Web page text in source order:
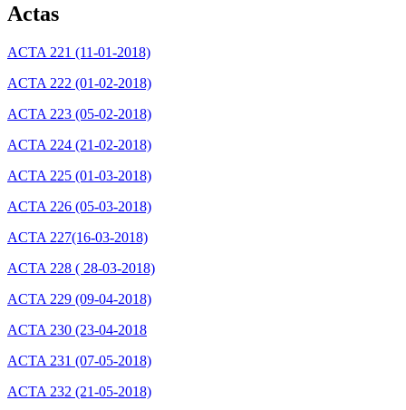
Actas
ACTA 221 (11-01-2018)
ACTA 222 (01-02-2018)
ACTA 223 (05-02-2018)
ACTA 224 (21-02-2018)
ACTA 225 (01-03-2018)
ACTA 226 (05-03-2018)
ACTA 227(16-03-2018)
ACTA 228 ( 28-03-2018)
ACTA 229 (09-04-2018)
ACTA 230 (23-04-2018
ACTA 231 (07-05-2018)
ACTA 232 (21-05-2018)